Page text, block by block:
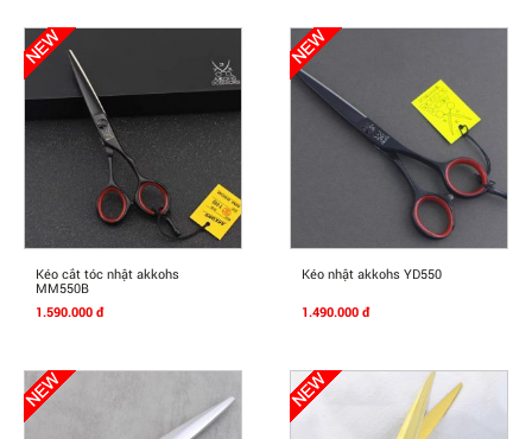
Mua Ngay
Kéo cắt tóc nhật akkohs
MM550B
1.590.000 đ
Mua Ngay
Kéo nhật akkohs YD550
1.490.000 đ